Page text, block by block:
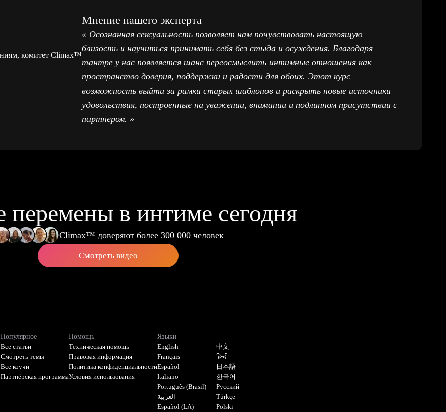
комитет Climax™
Мнение нашего эксперта
« Осознанная сексуальность позволяет нам почувствовать настоящую
близость и научиться принимать себя без стыда и осуждения. Благодаря
тантре у нас появляется шанс переосмыслить интимные отношения как
пространство доверия, поддержки и радости для обоих. Этот курс —
возможность выйти за рамки старых шаблонов и раскрыть новые источники
удовольствия, построенные на уважении, внимании и подлинном присутствии с
партнером. »
перемены в интиме сегодня
Climax™ доверяют более 300 000 человек
Смотреть видео
Популярное
Все статьи
Смотреть темы
Все коучи
Партнёрская программа
Помощь
Техническая помощь
Правовая информация
Политика конфиденциальности
Условия использования
Языки
English
Français
Español
Italiano
Português (Brasil)
العربية
Español (LA)
中文
हिन्दी
日本語
한국어
Русский
Türkçe
Polski